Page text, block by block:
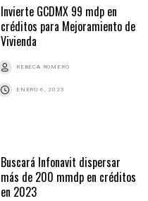
Invierte GCDMX 99 mdp en
créditos para Mejoramiento de
Vivienda
REBECA ROMERO
ENERO 6, 2023
Buscará Infonavit dispersar
más de 200 mmdp en créditos
en 2023